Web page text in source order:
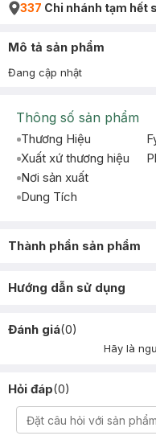
337 Chi nhánh tạm hết
Mô tả sản phẩm
Đang cập nhật
Thông số sản phẩm
Thương Hiệu
Xuất xứ thương hiệu
Nơi sản xuất
Dung Tích
Thành phần sản phẩm
Hướng dẫn sử dụng
Đánh giá(0)
Hãy là
Hỏi đáp(0)